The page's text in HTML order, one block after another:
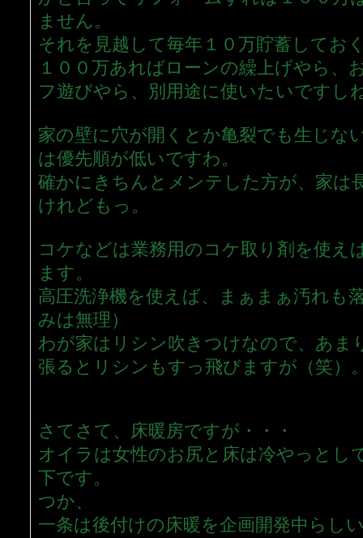
ません。
それを見越して毎年１０万貯蓄してお
１００万あればローンの繰上げやら、
フ遊びやら、別用途に使いたいですし
家の壁に穴が開くとか亀裂でも生じな
は優先順が低いですわ。
確かにきちんとメンテした方が、家は
けれどもっ。
コケなどは業務用のコケ取り剤を使え
ます。
高圧洗浄機を使えば、まぁまぁ汚れも
みは無理）
わが家はリシン吹きつけなので、あま
張るとリシンもすっ飛びますが（笑）
さてさて、床暖房ですが・・・
オイラは女性のお尻と床は冷やっとし
下です。
つか、
一条は後付けの床暖を企画開発中らし